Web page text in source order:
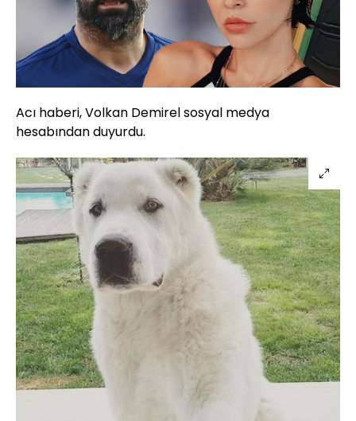
Acı haberi, Volkan Demirel sosyal medya
hesabından duyurdu.